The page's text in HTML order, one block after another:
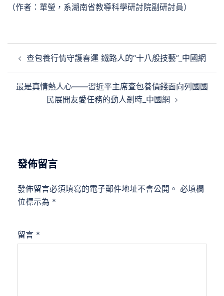
（作者：單瑩，系湖南省教導科學研討院副研討員）
章
覽
查包養行情守護春運 鐵路人的“十八般技藝”_中國網
最是真情熱人心——習近平主席查包養價錢面向列國國
民展開友愛任務的動人剎時_中國網
發佈留言
發佈留言必須填寫的電子郵件地址不會公開。 必填欄
位標示為 *
留言 *